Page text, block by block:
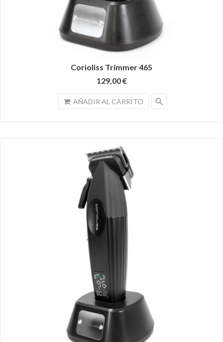
Corioliss Trimmer 465
129,00 €
AÑADIR AL CARRITO search